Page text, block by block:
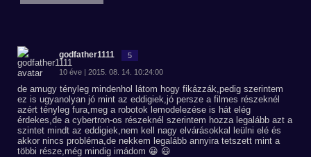
godfather1111 5
10 éve | 2015. 08. 14. 10:24:00
de amugy tényleg mindenhol látom hogy fikázzák,pedig szerintem
ez is ugyanolyan jó mint az eddigiek,jó persze a filmes részeknél
azért tényleg fura,meg a robotok lemodelezése is hát elég
érdekes,de a cybertron-os részeknél szerintem hozza legalább azt a
szintet mindt az eddigiek,nem kell nagy elvárásokkal leülni elé és
akkor nincs probléma,de nekkem legalább annyira tetszett mint a
többi része,még mindig imádom 😀 😃